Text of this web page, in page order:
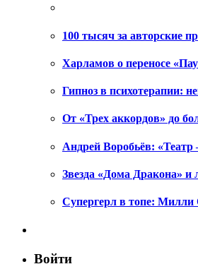
100 тысяч за авторские
Харламов о переносе
Гипноз в психотерапии:
От «Трех аккордов» до
Андрей Воробьёв: «Театр
Звезда «Дома Дракона» и
Супергерл в топе: Милли
Войти